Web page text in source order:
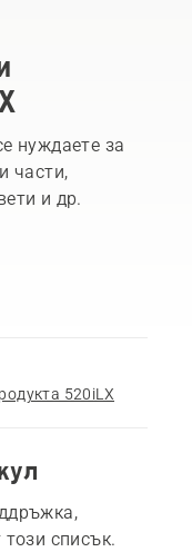
нуждаете за
части,
и др.
520iLX
списък.